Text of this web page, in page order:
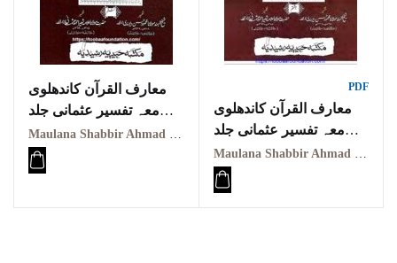
معارف القرآن کاندھلوی
معہ تفسیر عثمانی جلد
ششم
Maarif ul quraan
kandhalvi ma tafseer e
Maulana Shabbir Ahmad Usmani, Molana Idrees Kandhalvi
PDF
معارف القرآن کاندھلوی
معہ تفسیر عثمانی جلد
ہشتم
Maarif ul quraan
kandhalvi ma tafseer e
Maulana Shabbir Ahmad Usmani, Molana Idrees Kandhalvi